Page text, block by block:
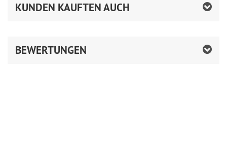
KUNDEN KAUFTEN AUCH
BEWERTUNGEN